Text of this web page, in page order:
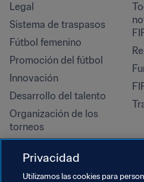
Legal
Sistema de traspasos
Fútbol femenino
Promoción del fútbol
Innovación
Desarrollo del talento
Organización de los
torneos
Derechos humanos y lucha
contra la discriminación
Privacidad
Utilizamos las cookies para